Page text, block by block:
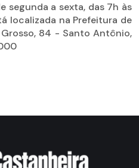
segunda a sexta, das 7h às
localizada na Prefeitura de
84 - Santo Antônio,